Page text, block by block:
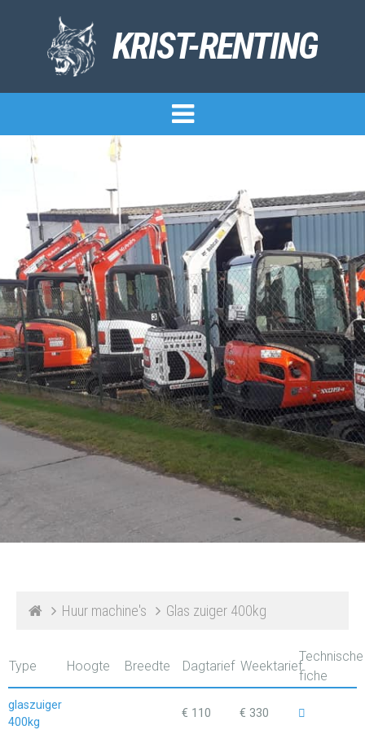
KRIST-RENTING
Huur machine's Glas zuiger 400kg
Type Hoogte Breedte Dagtarief Weektarief
Technische
fiche
glaszuiger
400kg
€ 110 € 330